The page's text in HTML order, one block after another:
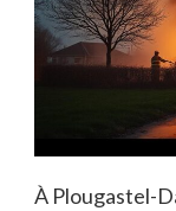
À Plougastel-